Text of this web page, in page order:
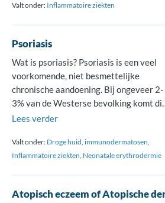
et varioformis acuta (PLEVA). Deze
hetzelfde moment zowel last hebben
van […]
Valt onder: Inflammatoire ziekten
Psoriasis
Wat is psoriasis? Psoriasis is een veel
voorkomende, niet besmettelijke
chronische aandoening. Bij ongeveer 2-
3% van de Westerse bevolking komt dit
voor, in Nederland bij naar schatting
Je herkent psoriasis aan de platte
plekken met rode, schilferige huid. Dit
Lees verder
Valt onder: Droge huid immunodermatosen
Inflammatoire ziekten Neonatale erythrodermie
Atopisch eczeem of Atopische